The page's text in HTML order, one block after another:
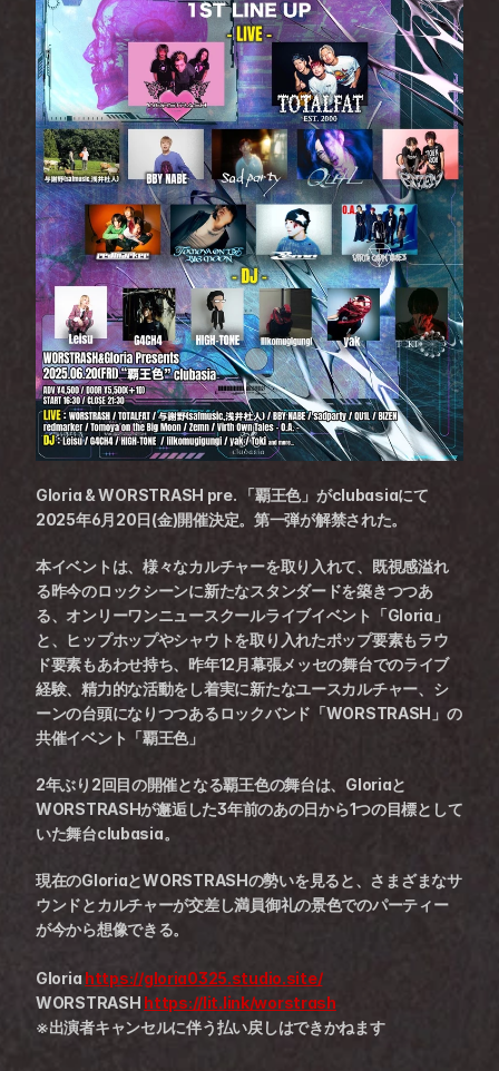
Gloria & WORSTRASH pre. 「覇王色」がclubasiaにて
2025年6月20日(金)開催決定。第一弾が解禁された。
本イベントは、様々なカルチャーを取り入れて、既視感溢れ
る昨今のロックシーンに新たなスタンダードを築きつつあ
る、オンリーワンニュースクールライブイベント「Gloria」
と、ヒップホップやシャウトを取り入れたポップ要素もラウ
ド要素もあわせ持ち、昨年12月幕張メッセの舞台でのライブ
経験、精力的な活動をし着実に新たなユースカルチャー、シ
ーンの台頭になりつつあるロックバンド「WORSTRASH」の
共催イベント「覇王色」
2年ぶり2回目の開催となる覇王色の舞台は、Gloriaと
WORSTRASHが邂逅した3年前のあの日から1つの目標として
いた舞台clubasia。
現在のGloriaとWORSTRASHの勢いを見ると、さまざまなサ
ウンドとカルチャーが交差し満員御礼の景色でのパーティー
が今から想像できる。
Gloria https://gloria0325.studio.site/
WORSTRASH https://lit.link/worstrash
※出演者キャンセルに伴う払い戻しはできかねます